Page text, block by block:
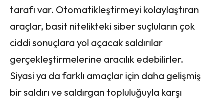
tarafı var. Otomatikleştirmeyi kolaylaştıran
araçlar, basit nitelikteki siber suçluların çok
ciddi sonuçlara yol açacak saldırılar
gerçekleştirmelerine aracılık edebilirler.
Siyasi ya da farklı amaçlar için daha gelişmiş
bir saldırı ve saldırgan topluluğuyla karşı